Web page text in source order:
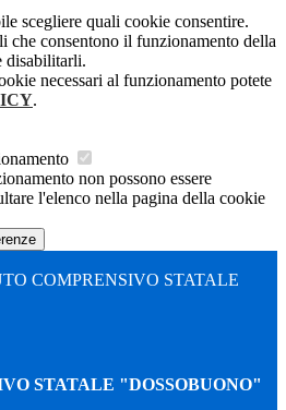
scegliere quali cookie consentire.
che consentono il funzionamento della
disabilitarli.
necessari al funzionamento potete
.
non possono essere
l'elenco nella pagina della cookie
COMPRENSIVO STATALE
STATALE "DOSSOBUONO"